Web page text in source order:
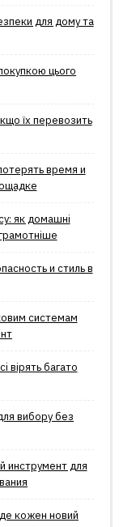
для дому та
цього
їх перевозить
время и
як домашні
и стиль в
системам
вірять багато
вибору без
инструмент для
кожен новий